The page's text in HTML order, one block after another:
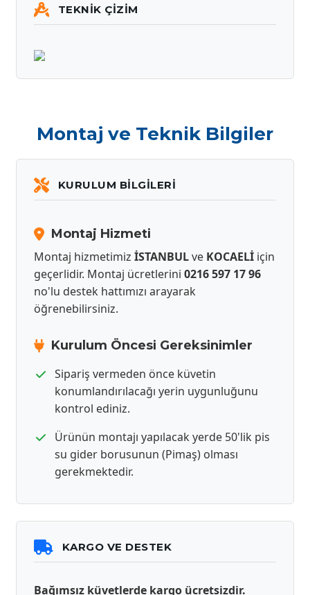
TEKNIK ÇIZIM
Montaj ve Teknik Bilgiler
KURULUM BILGILERI
Montaj Hizmeti
Montaj hizmetimiz İSTANBULve KOCAELİ için
geçerlidir. Montaj ücretlerini 0216 597 17 96
no'lu destek hattımızı arayarak
öğrenebilirsiniz.
Kurulum Öncesi Gereksinimler
Sipariş vermeden önce küvetin
konumlandırılacağı yerin uygunluğunu
kontrol ediniz.
Ürünün montajı yapılacak yerde 50'lik pis
su gider borusunun (Pimaş) olması
gerekmektedir.
KARGO VE DESTEK
Bağımsız küvetlerde kargo ücretsizdir.